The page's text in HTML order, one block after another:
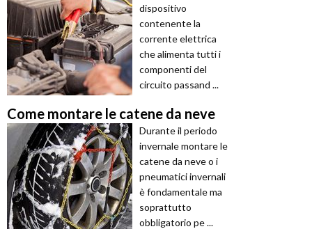
dispositivo
contenente la
corrente elettrica
che alimenta tutti i
componenti del
circuito passand ...
Come montare le catene da neve
Durante il periodo
invernale montare le
catene da neve o i
pneumatici invernali
è fondamentale ma
soprattutto
obbligatorio pe ...